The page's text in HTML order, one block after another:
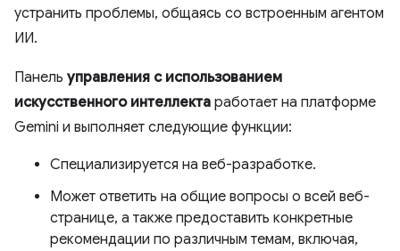
устранить проблемы, общаясь со встроенным агентом
ИИ.
Панель управления с использованием
искусственного интеллекта работает на платформе
Gemini и выполняет следующие функции:
Специализируется на веб-разработке.
Может ответить на общие вопросы о всей веб-
странице, а также предоставить конкретные
рекомендации по различным темам, включая,